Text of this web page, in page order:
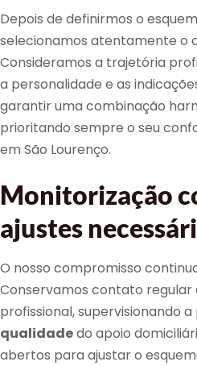
Depois de definirmos o
selecionamos atentamente o
Consideramos a trajetória
a personalidade e as
garantir uma combinação
prioritando sempre o seu
em São Lourenço.
Monitorização
ajustes
O nosso compromisso
Conservamos contato regular
profissional, supervisionando
qualidadedo apoio
abertos para ajustar o